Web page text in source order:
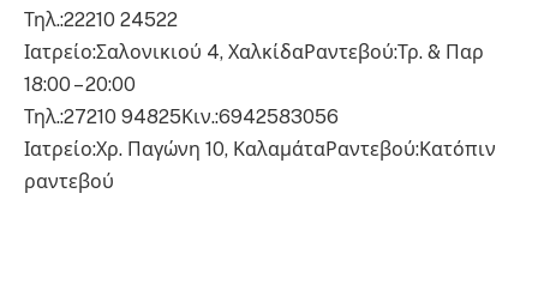
Τηλ.:22210 24522
Ιατρείο:Σαλονικιού 4, ΧαλκίδαΡαντεβού:Τρ. & Παρ
18:00 – 20:00
Τηλ.:27210 94825Κιν.:6942583056
Ιατρείο:Χρ. Παγώνη 10, ΚαλαμάταΡαντεβού:Κατόπιν
ραντεβού